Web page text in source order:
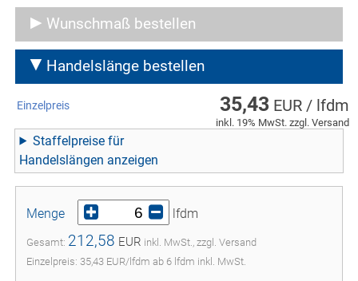
Wunschmaß bestellen
Handelslänge bestellen
Einzelpreis 35,43 EUR / lfdm
inkl. 19% MwSt. zzgl. Versand
Staffelpreise für
Handelslängen
Menge lfdm
Gesamt: 212,58 EUR inkl. MwSt., zzgl. Versand
Einzelpreis: 35,43EUR/lfdm ab 6lfdm inkl. MwSt.